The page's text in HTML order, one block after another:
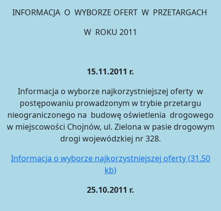
INFORMACJA O WYBORZE OFERT W PRZETARGACH
W ROKU 2011
15.11.2011 r.
Informacja o wyborze najkorzystniejszej oferty w
postępowaniu prowadzonym w trybie przetargu
nieograniczonego na budowę oświetlenia drogowego
w miejscowości Chojnów, ul. Zielona w pasie drogowym
drogi wojewódzkiej nr 328.
Informacja o wyborze najkorzystniejszej oferty (31.50
kb)
25.10.2011 r.